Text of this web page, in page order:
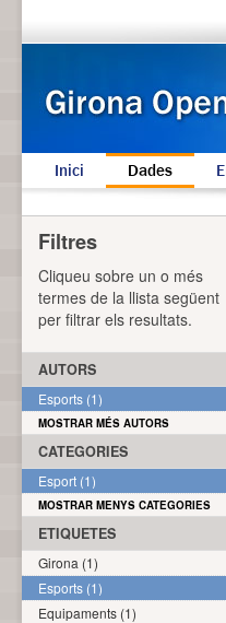
Inici Dades
Filtres
Cliqueu sobre un o més
termes de la llista següent
per filtrar els resultats.
AUTORS
Esports (1)
MOSTRAR MÉS AUTORS
CATEGORIES
Esport (1)
MOSTRAR MENYS CATEGORIES
ETIQUETES
Girona (1)
Esports (1)
Equipaments (1)